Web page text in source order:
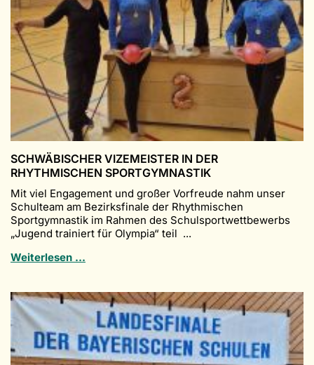
SCHWÄBISCHER VIZEMEISTER IN DER
RHYTHMISCHEN SPORTGYMNASTIK
Mit viel Engagement und großer Vorfreude nahm unser
Schulteam am Bezirksfinale der Rhythmischen
Sportgymnastik im Rahmen des Schulsportwettbewerbs
„Jugend trainiert für Olympia“ teil ...
Weiterlesen …
der
Rhythmischen
Sportgymnastik